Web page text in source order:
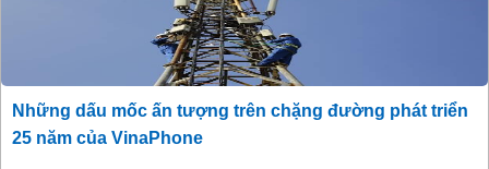
Những dấu mốc ấn tượng trên chặng đường phát triển
25 năm của VinaPhone